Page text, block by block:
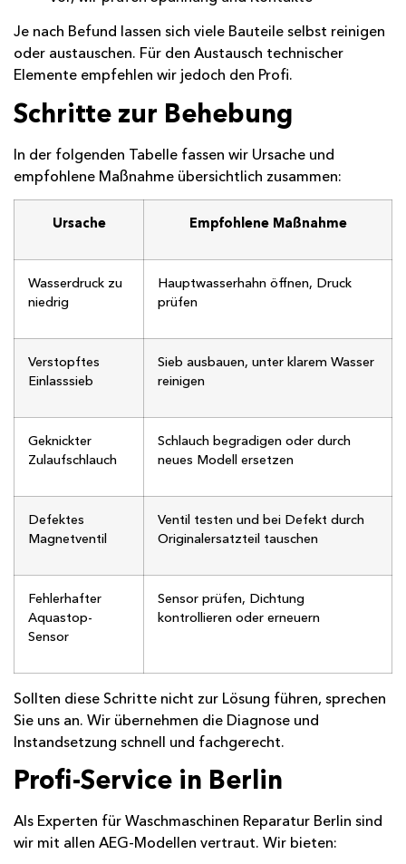
Je nach Befund lassen sich viele Bauteile selbst reinigen
oder austauschen. Für den Austausch technischer
Elemente empfehlen wir jedoch den Profi.
Schritte zur Behebung
In der folgenden Tabelle fassen wir Ursache und
empfohlene Maßnahme übersichtlich zusammen:
Ursache Empfohlene Maßnahme
Wasserdruck zu
niedrig
Hauptwasserhahn öffnen, Druck
prüfen
Verstopftes
Einlasssieb
Sieb ausbauen, unter klarem Wasser
reinigen
Geknickter
Zulaufschlauch
Schlauch begradigen oder durch
neues Modell ersetzen
Defektes
Magnetventil
Ventil testen und bei Defekt durch
Originalersatzteil tauschen
Fehlerhafter
Aquastop-
Sensor
Sensor prüfen, Dichtung
kontrollieren oder erneuern
Sollten diese Schritte nicht zur Lösung führen, sprechen
Sie uns an. Wir übernehmen die Diagnose und
Instandsetzung schnell und fachgerecht.
Profi-Service in Berlin
Als Experten für Waschmaschinen Reparatur Berlin sind
wir mit allen AEG-Modellen vertraut. Wir bieten: